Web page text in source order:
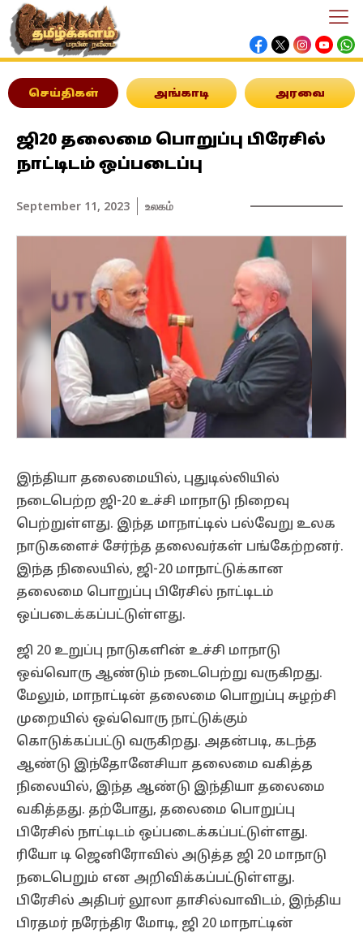
செய்திகள் அங்காடி அரவை
ஜி20 தலைமை பொறுப்பு பிரேசில்
நாட்டிடம் ஒப்படைப்பு
September 11, 2023 உலகம்
இந்தியா தலைமையில், புதுடில்லியில்
நடைபெற்ற ஜி-20 உச்சி மாநாடு நிறைவு
பெற்றுள்ளது. இந்த மாநாட்டில் பல்வேறு உலக
நாடுகளைச் சேர்ந்த தலைவர்கள் பங்கேற்றனர்.
இந்த நிலையில், ஜி-20 மாநாட்டுக்கான
தலைமை பொறுப்பு பிரேசில் நாட்டிடம்
ஒப்படைக்கப்பட்டுள்ளது.
ஜி 20 உறுப்பு நாடுகளின் உச்சி மாநாடு
ஒவ்வொரு ஆண்டும் நடைபெற்று வருகிறது.
மேலும், மாநாட்டின் தலைமை பொறுப்பு சுழற்சி
முறையில் ஒவ்வொரு நாட்டுக்கும்
கொடுக்கப்பட்டு வருகிறது. அதன்படி, கடந்த
ஆண்டு இந்தோனேசியா தலைமை வகித்த
நிலையில், இந்த ஆண்டு இந்தியா தலைமை
வகித்தது. தற்போது, தலைமை பொறுப்பு
பிரேசில் நாட்டிடம் ஒப்படைக்கப்பட்டுள்ளது.
ரியோ டி ஜெனிரோவில் அடுத்த ஜி 20 மாநாடு
நடைபெறும் என அறிவிக்கப்பட்டுள்ளது.
பிரேசில் அதிபர் லூலா தாசில்வாவிடம், இந்திய
பிரதமர் நரேந்திர மோடி, ஜி 20 மாநாட்டின்